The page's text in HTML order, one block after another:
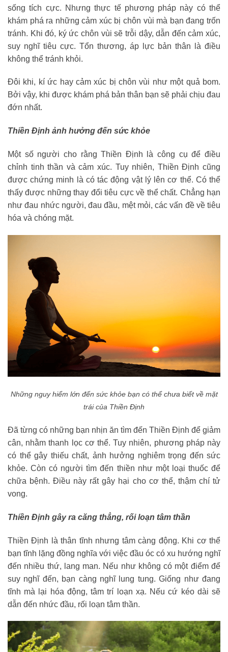
sống tích cực. Nhưng thực tế phương pháp này có thể
khám phá ra những cảm xúc bị chôn vùi mà bạn đang trốn
tránh. Khi đó, ký ức chôn vùi sẽ trỗi dậy, dẫn đến cảm xúc,
suy nghĩ tiêu cực. Tổn thương, áp lực bản thân là điều
không thể tránh khỏi.
Đôi khi, kí ức hay cảm xúc bị chôn vùi như một quả bom.
Bởi vậy, khi được khám phá bản thân bạn sẽ phải chịu đau
đớn nhất.
Thiền Định ảnh hưởng đến sức khỏe
Một số người cho rằng Thiền Định là công cụ để điều
chỉnh tinh thần và cảm xúc. Tuy nhiên, Thiền Định cũng
được chứng minh là có tác động vật lý lên cơ thể. Có thể
thấy được những thay đổi tiêu cực về thể chất. Chẳng hạn
như đau nhức người, đau đầu, mệt mỏi, các vấn đề về tiêu
hóa và chóng mặt.
Những nguy hiểm lớn đến sức khỏe bạn có thể chưa biết về mặt
trái của Thiền Định
Đã từng có những bạn nhịn ăn tìm đến Thiền Định để giảm
cân, nhằm thanh lọc cơ thể. Tuy nhiên, phương pháp này
có thể gây thiếu chất, ảnh hưởng nghiêm trọng đến sức
khỏe. Còn có người tìm đến thiền như một loại thuốc để
chữa bệnh. Điều này rất gây hại cho cơ thể, thậm chí tử
vong.
Thiền Định gây ra căng thẳng, rối loạn tâm thần
Thiền Định là thân tĩnh nhưng tâm càng động. Khi cơ thể
bạn tĩnh lặng đồng nghĩa với việc đầu óc có xu hướng nghĩ
đến nhiều thứ, lang man. Nếu như không có một điểm để
suy nghĩ đến, bạn càng nghĩ lung tung. Giống như đang
tĩnh mà lại hóa động, tâm trí loạn xạ. Nếu cứ kéo dài sẽ
dẫn đến nhức đầu, rối loạn tâm thần.